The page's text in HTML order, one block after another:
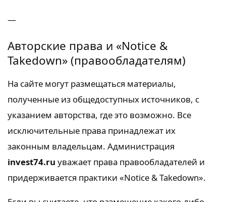
—
Авторские права и «Notice &
Takedown» (правообладателям)
На сайте могут размещаться материалы,
полученные из общедоступных источников, с
указанием авторства, где это возможно. Все
исключительные права принадлежат их
законным владельцам. Администрация
invest74.ru уважает права правообладателей и
придерживается практики «Notice & Takedown».